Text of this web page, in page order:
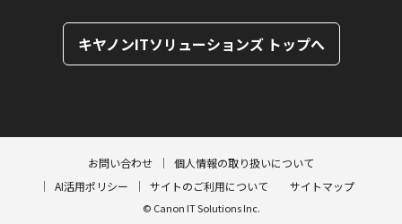
キヤノンITソリューションズ トップへ
お問い合わせ
個人情報の取り扱いについて
AI活用ポリシー
サイトのご利用について サイトマップ
© Canon IT Solutions Inc.